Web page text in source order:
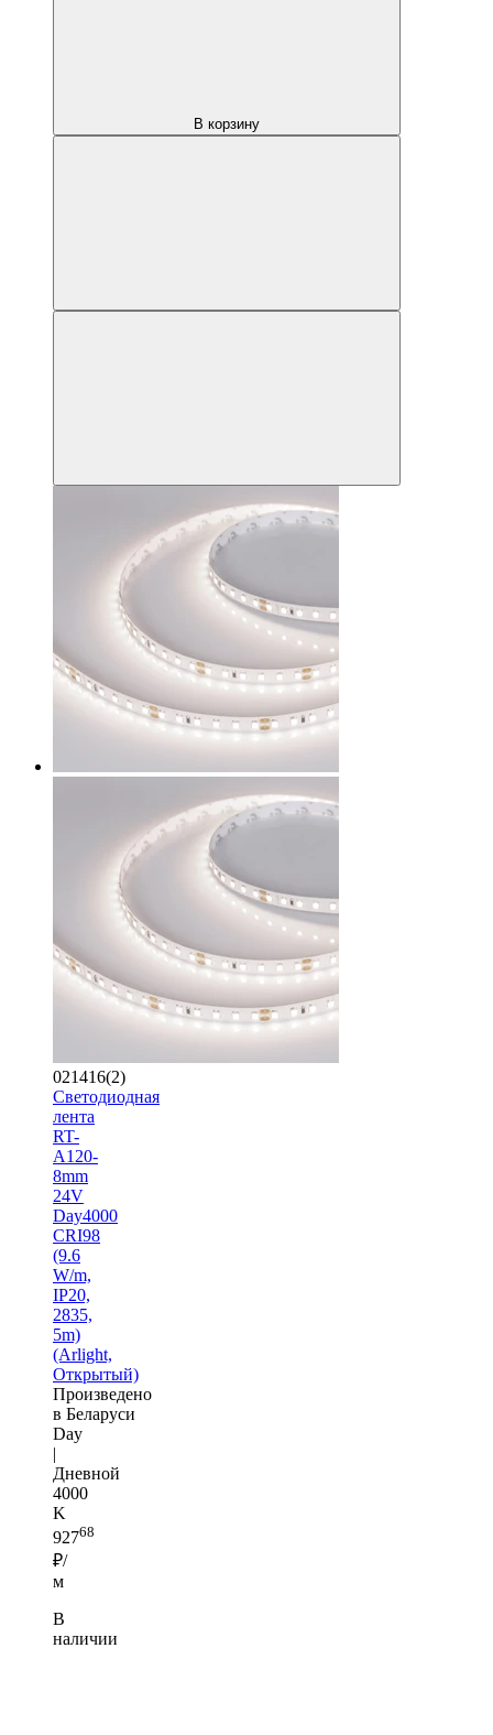
В корзину
021416(2)
Светодиодная
лента
RT-
A120-
8mm
24V
Day4000
CRI98
(9.6
W/m,
IP20,
2835,
5m)
(Arlight,
Открытый)
Произведено
в Беларуси
Day
|
Дневной
4000
K
92768
₽/
м
В
наличии